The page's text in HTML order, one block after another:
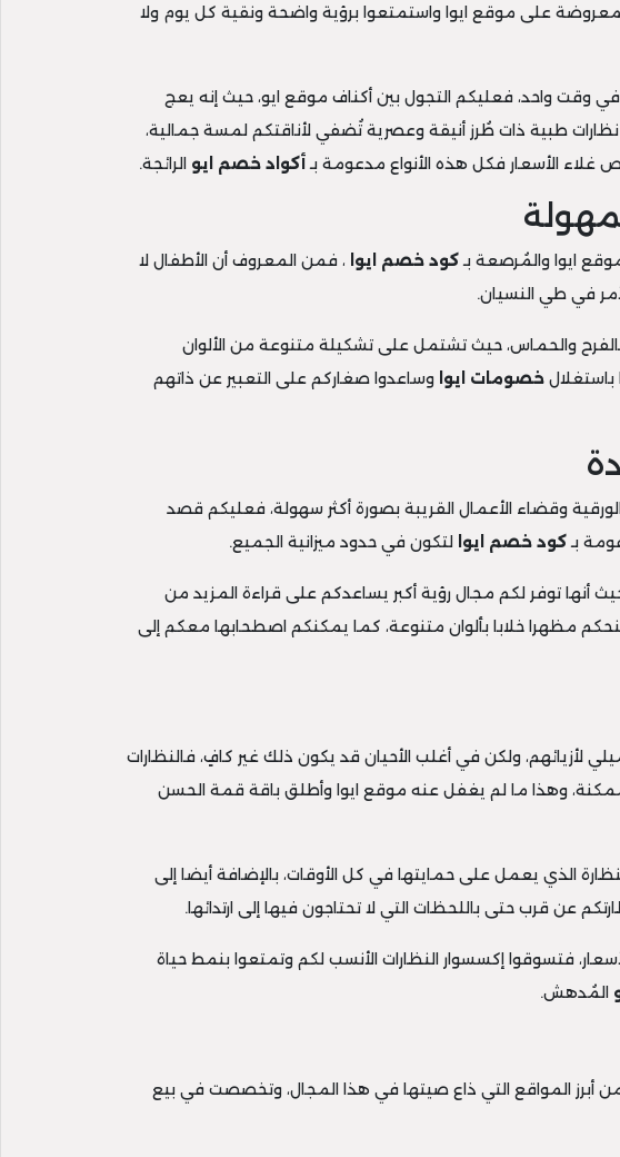
على موقع ايوا واستمتعوا برؤية واضحة ونقية كل يوم ولا
في وقت واحد، فعليكم التجول بين أكناف موقع ايو، حيث إنه يعج
نظارات طبية ذات طُرز أنيقة وعصرية تُضفي لأناقتكم لمسة جمالية،
غلاء الأسعار فكل هذه الأنواع مدعومة بـأكواد خصم ايو الرائجة.
ايوا والمُرصعة بـكود خصم ايوا ، فمن المعروف أن الأطفال لا
في طي النسيان.
بالفرح والحماس، حيث تشتمل على تشكيلة متنوعة من الألوان
باستغلال خصومات ايوا وساعدوا صغاركم على التعبير عن ذاتهم
وقضاء الأعمال القريبة بصورة أكثر سهولة، فعليكم قصد
بـكود خصم ايوا لتكون في حدود ميزانية الجميع.
أنها توفر لكم مجال رؤية أكبر يساعدكم على قراءة المزيد من
خلابا بألوان متنوعة، كما يمكنكم اصطحابها معكم إلى
لأزيائهم، ولكن في أغلب الأحيان قد يكون ذلك غير كافٍ، فالنظارات
ممكنة، وهذا ما لم يغفل عنه موقع ايوا وأطلق باقة قمة الحسن
الذي يعمل على حمايتها في كل الأوقات، بالإضافة أيضا إلى
عن قرب حتى باللحظات التي لا تحتاجون فيها إلى ارتدائها.
فتسوقوا إكسسوار النظارات الأنسب لكم وتمتعوا بنمط حياة
المُدهش.
أبرز المواقع التي ذاع صيتها في هذا المجال، وتخصصت في بيع